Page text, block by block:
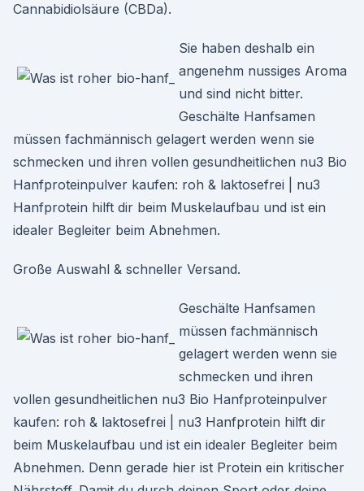
Cannabidiolsäure (CBDa).
Sie haben deshalb ein
angenehm nussiges Aroma
und sind nicht bitter.
Geschälte Hanfsamen
müssen fachmännisch gelagert werden wenn sie
schmecken und ihren vollen gesundheitlichen nu3 Bio
Hanfproteinpulver kaufen: roh & laktosefrei | nu3
Hanfprotein hilft dir beim Muskelaufbau und ist ein
idealer Begleiter beim Abnehmen.
Große Auswahl & schneller Versand.
Geschälte Hanfsamen
müssen fachmännisch
gelagert werden wenn sie
schmecken und ihren
vollen gesundheitlichen nu3 Bio Hanfproteinpulver
kaufen: roh & laktosefrei | nu3 Hanfprotein hilft dir
beim Muskelaufbau und ist ein idealer Begleiter beim
Abnehmen. Denn gerade hier ist Protein ein kritischer